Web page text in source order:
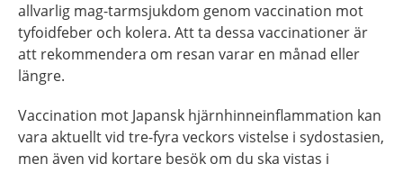
allvarlig mag-tarmsjukdom genom vaccination mot
tyfoidfeber och kolera. Att ta dessa vaccinationer är
att rekommendera om resan varar en månad eller
längre.
Vaccination mot Japansk hjärnhinneinflammation kan
vara aktuellt vid tre-fyra veckors vistelse i sydostasien,
men även vid kortare besök om du ska vistas i